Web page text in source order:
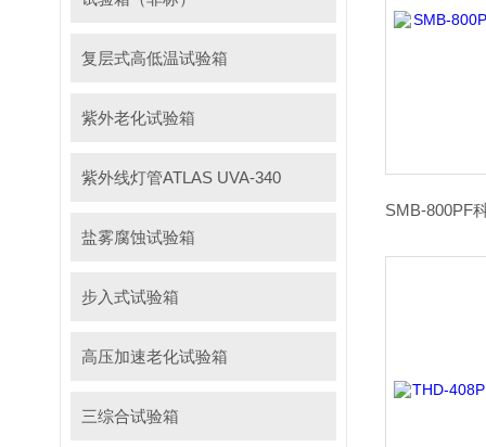
复层式高低温试验箱
紫外老化试验箱
紫外线灯管ATLAS UVA-340
盐雾腐蚀试验箱
步入式试验箱
高压加速老化试验箱
三综合试验箱